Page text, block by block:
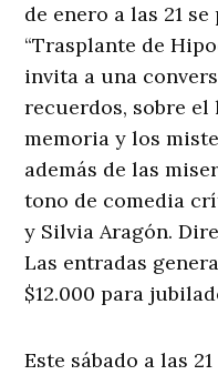
de enero a las 21
“Trasplante de
invita a una
recuerdos, sobre
memoria y los
además de las
tono de comedia
y Silvia Aragón.
Las entradas
$12.000 para
Este sábado a las